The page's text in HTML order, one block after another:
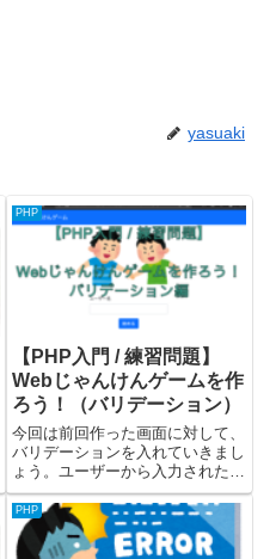
yasuaki
PHP
【PHP入門 / 練習問題】
Webじゃんけんゲームを作
ろう！（バリデーション）
今回は前回作った画面に対して、
バリデーションを入れていきまし
ょう。ユーザーから入力された名
前はPHPのセッションで持ち回
ります。そしてバリデーションと
しては、入力した名前の空チェッ
クと、8文字以内チェックをかけ
PHP